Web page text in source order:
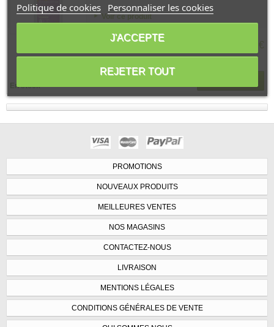
Voir ce produit
20,02 €
En stock
PROMOTIONS
NOUVEAUX PRODUITS
MEILLEURES VENTES
NOS MAGASINS
CONTACTEZ-NOUS
LIVRAISON
MENTIONS LÉGALES
CONDITIONS GÉNÉRALES DE VENTE
Politique de cookies Personnaliser les cookies
REJETER TOUT
J'ACCEPTE